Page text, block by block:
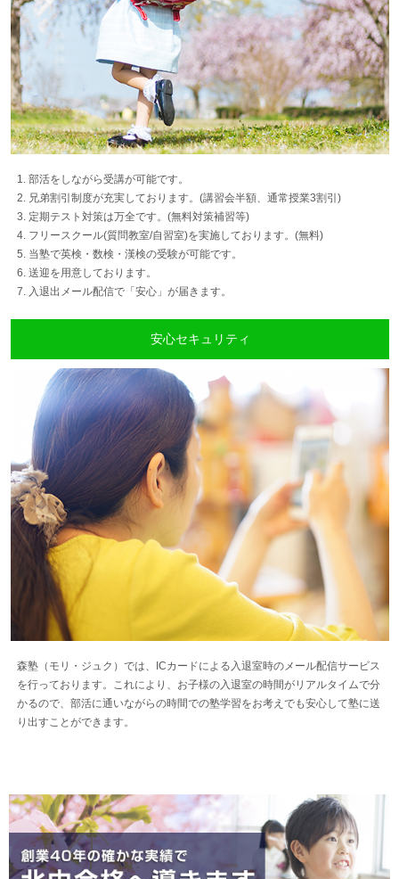
1. 部活をしながら受講が可能です。
2. 兄弟割引制度が充実しております。(講習会半額、通常授業3割引)
3. 定期テスト対策は万全です。(無料対策補習等)
4. フリースクール(質問教室/自習室)を実施しております。(無料)
5. 当塾で英検・数検・漢検の受験が可能です。
6. 送迎を用意しております。
7. 入退出メール配信で「安心」が届きます。
安心セキュリティ
森塾（モリ・ジュク）では、ICカードによる入退室時のメール配信サービス
を行っております。これにより、お子様の入退室の時間がリアルタイムで分
かるので、部活に通いながらの時間での塾学習をお考えでも安心して塾に送
り出すことができます。